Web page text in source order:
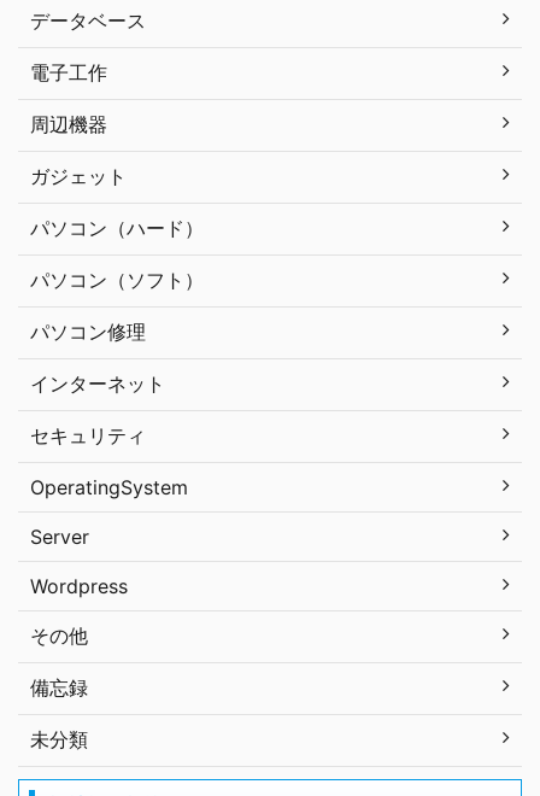
データベース
電子工作
周辺機器
ガジェット
パソコン（ハード）
パソコン（ソフト）
パソコン修理
インターネット
セキュリティ
OperatingSystem
Server
Wordpress
その他
備忘録
未分類